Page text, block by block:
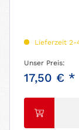
Lieferzeit 2-
Unser Preis:
17,50 € *